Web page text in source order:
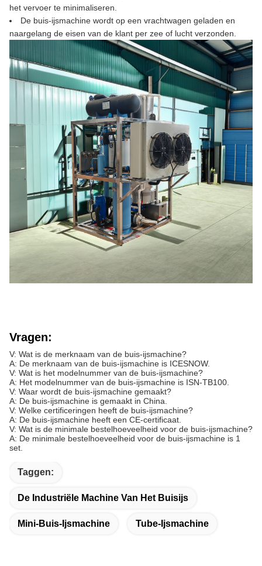
het vervoer te minimaliseren.
De buis-ijsmachine wordt op een vrachtwagen geladen en
naargelang de eisen van de klant per zee of lucht verzonden.
Vragen:
V: Wat is de merknaam van de buis-ijsmachine?
A: De merknaam van de buis-ijsmachine is ICESNOW.
V: Wat is het modelnummer van de buis-ijsmachine?
A: Het modelnummer van de buis-ijsmachine is ISN-TB100.
V: Waar wordt de buis-ijsmachine gemaakt?
A: De buis-ijsmachine is gemaakt in China.
V: Welke certificeringen heeft de buis-ijsmachine?
A: De buis-ijsmachine heeft een CE-certificaat.
V: Wat is de minimale bestelhoeveelheid voor de buis-ijsmachine?
A: De minimale bestelhoeveelheid voor de buis-ijsmachine is 1
set.
Taggen:
De Industriële Machine Van Het Buisijs
Mini-Buis-Ijsmachine Tube-Ijsmachine